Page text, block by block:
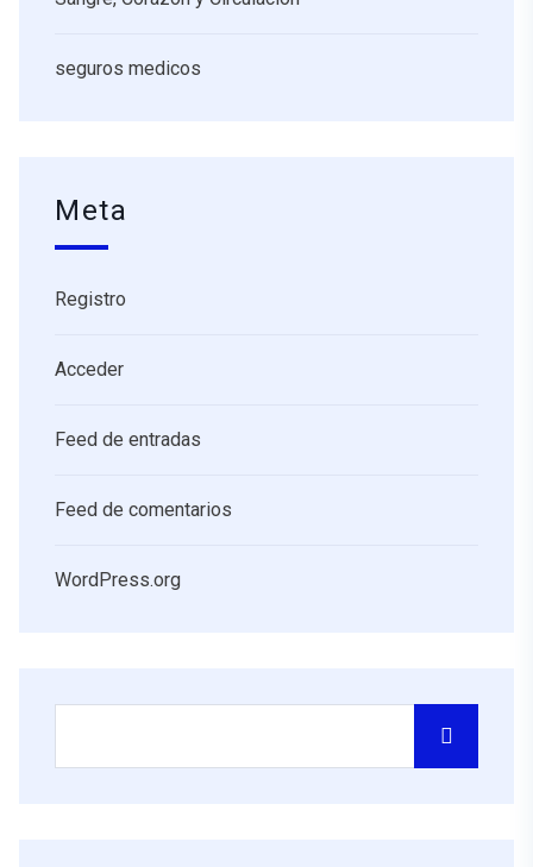
seguros medicos
Meta
Registro
Acceder
Feed de entradas
Feed de comentarios
WordPress.org